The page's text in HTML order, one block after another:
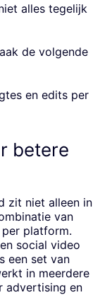
alles tegelijk
de volgende
en edits per
betere
zit niet alleen in
van
platform.
social video
een set van
in meerdere
advertising en